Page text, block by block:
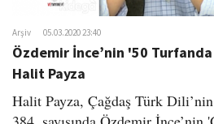
Arşiv 05.03.2020 23:40
Özdemir İnce’nin '50
Halit Payza
Halit Payza, Çağdaş Türk